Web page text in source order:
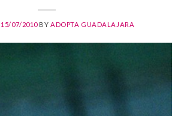
15/07/2010BYADOPTA GUADALAJARA